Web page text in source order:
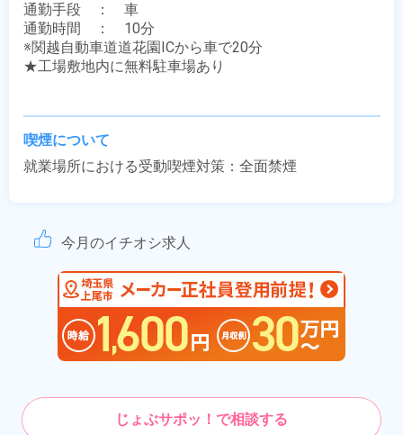
通勤手段　：　車
通勤時間　：　10分
※関越自動車道道花園ICから車で20分
★工場敷地内に無料駐車場あり
喫煙について
就業場所における受動喫煙対策：全面禁煙
今月のイチオシ求人
じょぶサポッ！で相談する